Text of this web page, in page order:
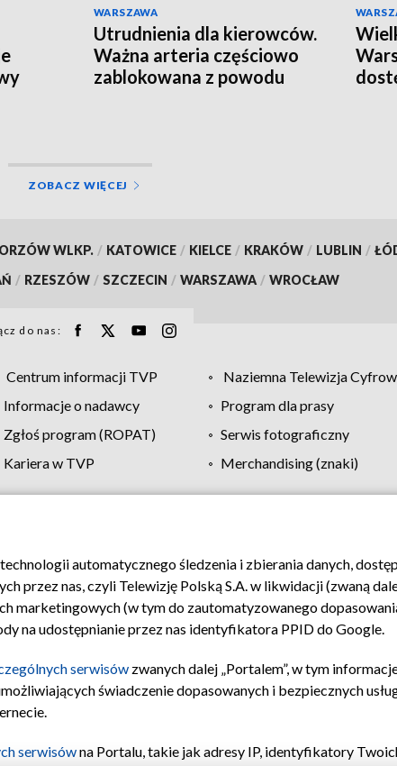
WARSZAWA
Utrudnienia dla kierowców.
Ważna arteria częściowo
zablokowana z powodu
ZOBACZ WIĘCEJ
WLKP. / KATOWICE / KIELCE / KRAKÓW / LUBLIN /
/ RZESZÓW / SZCZECIN / WARSZAWA / WROCŁAW
do nas:
Centrum informacji TVP Naziemna Telewizja
Informacje o nadawcy
Program dla prasy
Zgłoś program (ROPAT)
Serwis fotograficzny
Kariera w TVP
Merchandising (znaki)
Moje zgody Pomoc Biuro reklamy Kontakt
automatycznego śledzenia i zbierania danych,
przez nas, czyli Telewizję Polską S.A. w likwidacji (zwaną
marketingowych (w tym do zautomatyzowanego
na udostępnianie przez nas identyfikatora PPID do Google.
serwisów zwanych dalej „Portalem”, w tym
świadczenie dopasowanych i bezpiecznych
serwisówna Portalu, takie jak adresy IP, identyfikatory